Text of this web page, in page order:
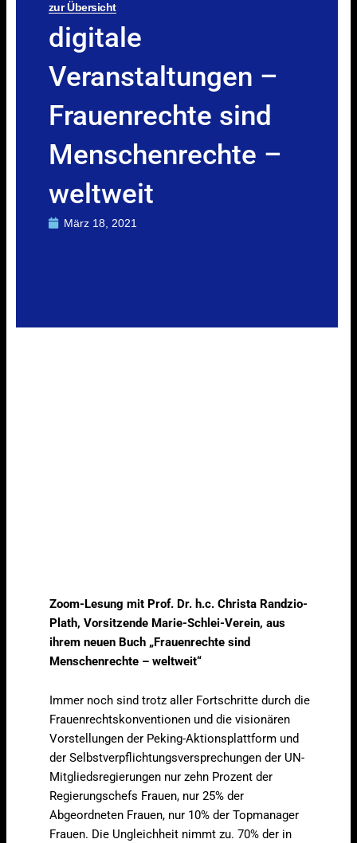
zur Übersicht
digitale
Veranstaltungen –
Frauenrechte sind
Menschenrechte –
weltweit
März 18, 2021
Zoom-Lesung mit Prof. Dr. h.c. Christa Randzio-
Plath, Vorsitzende Marie-Schlei-Verein, aus
ihrem neuen Buch „Frauenrechte sind
Menschenrechte – weltweit“
Immer noch sind trotz aller Fortschritte durch die
Frauenrechtskonventionen und die visionären
Vorstellungen der Peking-Aktionsplattform und
der Selbstverpflichtungsversprechungen der UN-
Mitgliedsregierungen nur zehn Prozent der
Regierungschefs Frauen, nur 25% der
Abgeordneten Frauen, nur 10% der Topmanager
Frauen. Die Ungleichheit nimmt zu. 70% der in